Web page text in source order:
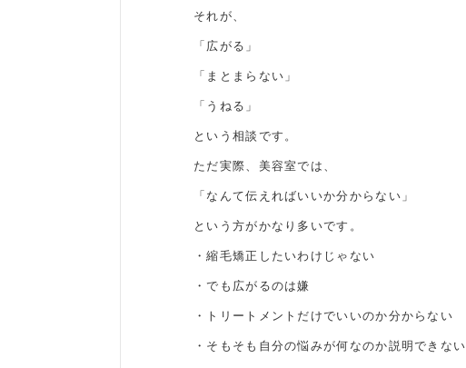
それが、
「広がる」
「まとまらない」
「うねる」
という相談です。
ただ実際、美容室では、
「なんて伝えればいいか分からない」
という方がかなり多いです。
・縮毛矯正したいわけじゃない
・でも広がるのは嫌
・トリートメントだけでいいのか分からない
・そもそも自分の悩みが何なのか説明できない